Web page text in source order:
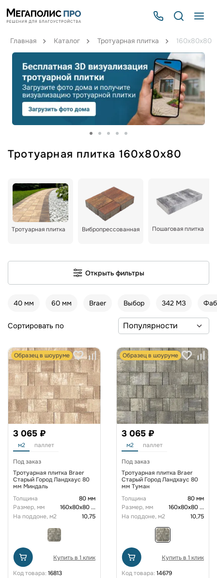
Главная Каталог Тротуарная плитка 160х80х80
Тротуарная плитка 160х80х80
Тротуарная плитка Вибропрессованная Пошаговая плитка
Открыть фильтры
40 мм 60 мм Braer Выбор 342 МЗ
Сортировать по
Образец в шоуруме
3 065 ₽
м2 паллет
Под заказ
Тротуарная плитка Braer
Старый Город Ландхаус 80
мм Миндаль
Толщина
80 мм
Размер, мм
160х80х80...
На поддоне, м2
10,75
Купить в 1 клик
Код товара: 16813
Образец в шоуруме
3 065 ₽
м2 паллет
Под заказ
Тротуарная плитка Braer
Старый Город Ландхаус 80
мм Туман
Толщина
80 мм
Размер, мм
160х80х80...
На поддоне, м2
10,75
Купить в 1 клик
Код товара: 14679